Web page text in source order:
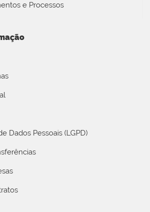
e Processos
Dados Pessoais (LGPD)